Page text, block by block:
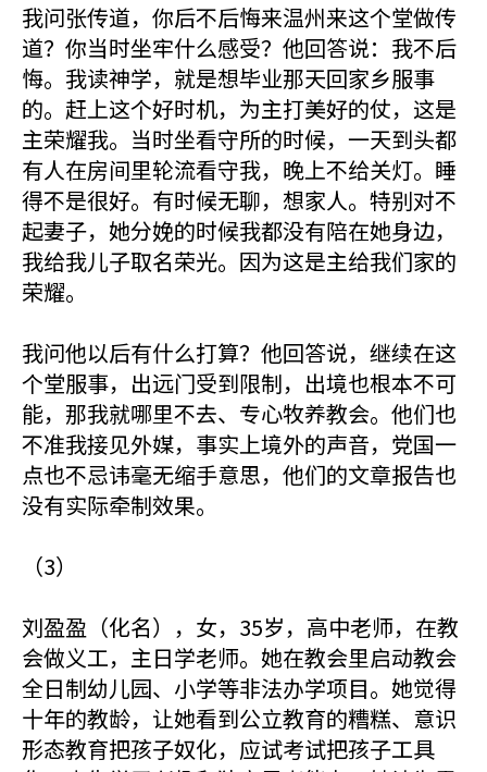
我问张传道，你后不后悔来温州来这个堂做传
道？你当时坐牢什么感受？他回答说：我不后
悔。我读神学，就是想毕业那天回家乡服事
的。赶上这个好时机，为主打美好的仗，这是
主荣耀我。当时坐看守所的时候，一天到头都
有人在房间里轮流看守我，晚上不给关灯。睡
得不是很好。有时候无聊，想家人。特别对不
起妻子，她分娩的时候我都没有陪在她身边，
我给我儿子取名荣光。因为这是主给我们家的
荣耀。
我问他以后有什么打算？他回答说，继续在这
个堂服事，出远门受到限制，出境也根本不可
能，那我就哪里不去、专心牧养教会。他们也
不准我接见外媒，事实上境外的声音，党国一
点也不忌讳毫无缩手意思，他们的文章报告也
没有实际牵制效果。
（3）
刘盈盈（化名），女，35岁，高中老师，在教
会做义工，主日学老师。她在教会里启动教会
全日制幼儿园、小学等非法办学项目。她觉得
十年的教龄，让她看到公立教育的糟糕、意识
形态教育把孩子奴化，应试考试把孩子工具